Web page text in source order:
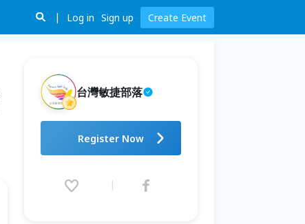
Log in Sign up Create Event
台灣敏捷部落
台灣。敏捷，從高階主管開始，
進入每一個產業。
(GMT+8)
Register Now